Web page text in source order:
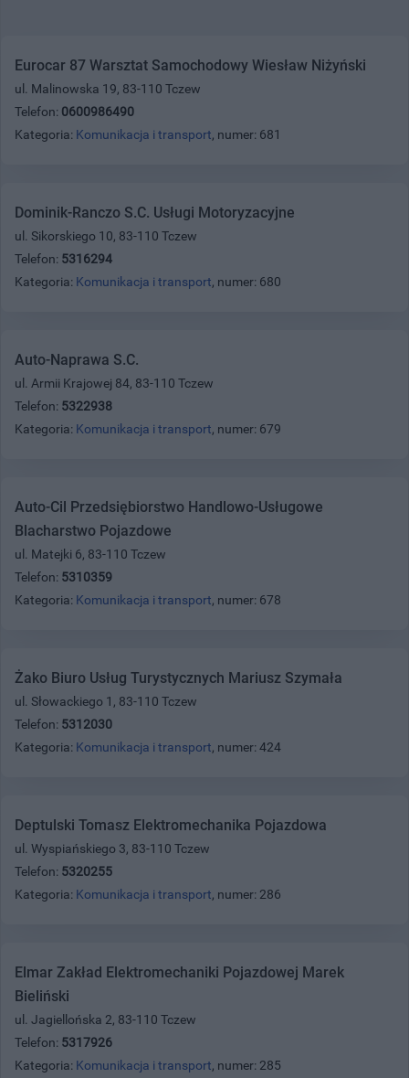
Eurocar 87 Warsztat Samochodowy Wiesław Niżyński
ul. Malinowska 19, 83-110 Tczew
Telefon: 0600986490
Kategoria: Komunikacja i transport, numer: 681
Dominik-Ranczo S.C. Usługi Motoryzacyjne
ul. Sikorskiego 10, 83-110 Tczew
Telefon: 5316294
Kategoria: Komunikacja i transport, numer: 680
Auto-Naprawa S.C.
ul. Armii Krajowej 84, 83-110 Tczew
Telefon: 5322938
Kategoria: Komunikacja i transport, numer: 679
Auto-Cil Przedsiębiorstwo Handlowo-Usługowe
Blacharstwo Pojazdowe
ul. Matejki 6, 83-110 Tczew
Telefon: 5310359
Kategoria: Komunikacja i transport, numer: 678
Żako Biuro Usług Turystycznych Mariusz Szymała
ul. Słowackiego 1, 83-110 Tczew
Telefon: 5312030
Kategoria: Komunikacja i transport, numer: 424
Deptulski Tomasz Elektromechanika Pojazdowa
ul. Wyspiańskiego 3, 83-110 Tczew
Telefon: 5320255
Kategoria: Komunikacja i transport, numer: 286
Elmar Zakład Elektromechaniki Pojazdowej Marek
Bieliński
ul. Jagiellońska 2, 83-110 Tczew
Telefon: 5317926
Kategoria: Komunikacja i transport, numer: 285